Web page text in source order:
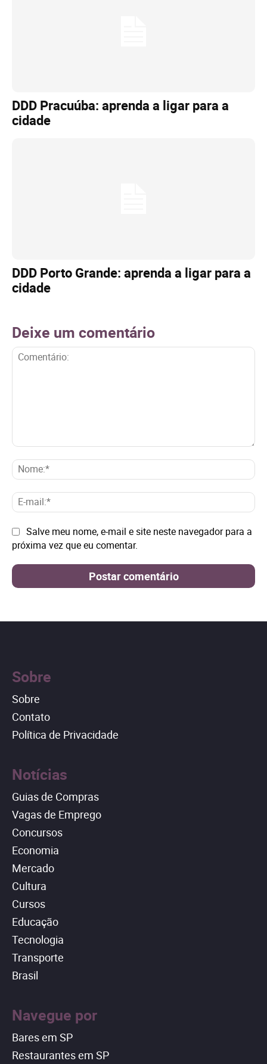
DDD Pracuúba: aprenda a ligar para a
cidade
DDD Porto Grande: aprenda a ligar para a
cidade
Deixe um comentário
E-
Site: Salve meu nome, e-mail e site neste navegador para a
próxima vez que eu comentar.
Sobre
Sobre
Contato
Política de Privacidade
Notícias
Guias de Compras
Vagas de Emprego
Concursos
Economia
Mercado
Cultura
Cursos
Educação
Tecnologia
Transporte
Brasil
Navegue por
Bares em SP
Restaurantes em SP